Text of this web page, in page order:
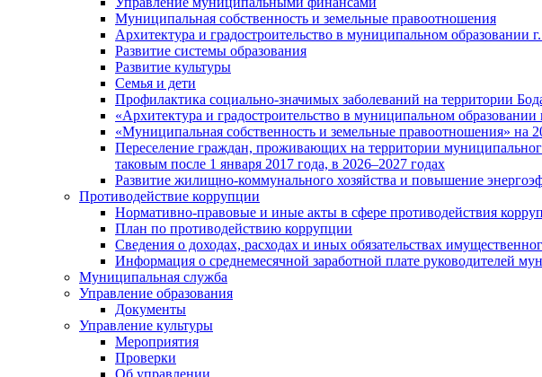
Муниципальная собственность и земельные правоотношения
Архитектура и градостроительство в муниципальном образовании
Развитие системы образования
Развитие культуры
Семья и дети
Профилактика социально-значимых заболеваний на территории
«Архитектура и градостроительство в муниципальном
«Муниципальная собственность и земельные правоотношения» на
Переселение граждан, проживающих на территории
таковым после 1 января 2017 года, в 2026–2027 годах
Развитие жилищно-коммунального хозяйства и повышение
Противодействие коррупции
Нормативно-правовые и иные акты в сфере противодействия
План по противодействию коррупции
Сведения о доходах, расходах и иных обязательствах
Информация о среднемесячной заработной плате руководителей
Муниципальная служба
Управление образования
Документы
Управление культуры
Мероприятия
Проверки
Об управлении